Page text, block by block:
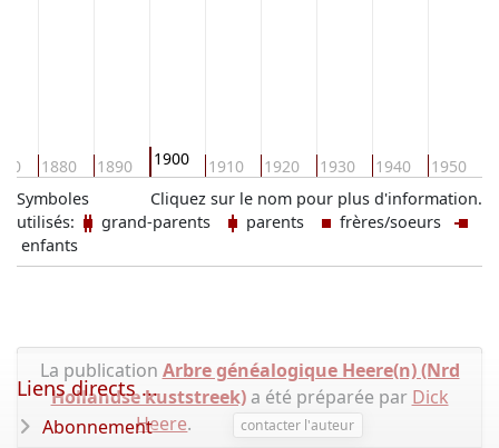
1880 1890 1900 1910 1920 1930 1940 1950
Cliquez sur le nom pour plus d'information.
Symboles
utilisés:
grand-parents parents
frères/soeurs
enfants
La publication Arbre généalogique Heere(n) (Nrd
Hollandse kuststreek)a été préparée par Dick
Heere. contacter l'auteur
Liens directs ...
Abonnement